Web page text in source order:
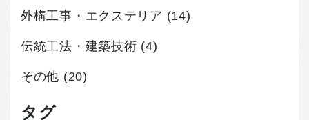
外構工事・エクステリア (14)
伝統工法・建築技術 (4)
その他 (20)
タグ